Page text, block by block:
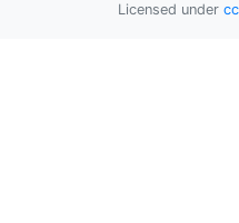
Licensed under